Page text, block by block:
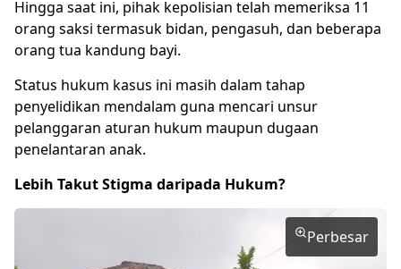
Hingga saat ini, pihak kepolisian telah memeriksa 11
orang saksi termasuk bidan, pengasuh, dan beberapa
orang tua kandung bayi.
Status hukum kasus ini masih dalam tahap
penyelidikan mendalam guna mencari unsur
pelanggaran aturan hukum maupun dugaan
penelantaran anak.
Lebih Takut Stigma daripada Hukum?
Perbesar